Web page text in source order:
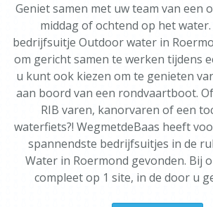
Geniet samen met uw team van een
middag of ochtend op het
bedrijfsuitje Outdoor water in
om gericht samen te werken tijdens
u kunt ook kiezen om te genieten
aan boord van een rondvaartboot.
RIB varen, kanorvaren of een
waterfiets?! WegmetdeBaas heeft
spannendste bedrijfsuitjes in de
Water in Roermond gevonden. Bij
compleet op 1 site, in de door u